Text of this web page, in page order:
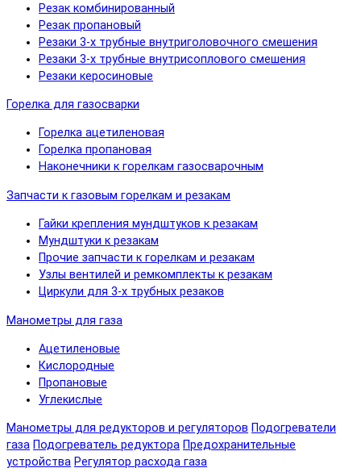
Резак комбинированный
Резак пропановый
Резаки 3-х трубные внутриголовочного смешения
Резаки 3-х трубные внутрисоплового смешения
Резаки керосиновые
Горелка для газосварки
Горелка ацетиленовая
Горелка пропановая
Наконечники к горелкам газосварочным
Запчасти к газовым горелкам и резакам
Гайки крепления мундштуков к резакам
Мундштуки к резакам
Прочие запчасти к горелкам и резакам
Узлы вентилей и ремкомплекты к резакам
Циркули для 3-х трубных резаков
Манометры для газа
Ацетиленовые
Кислородные
Пропановые
Углекислые
Манометры для редукторов и регуляторов Подогреватели
газа Подогреватель редуктора Предохранительные
устройства Регулятор расхода газа